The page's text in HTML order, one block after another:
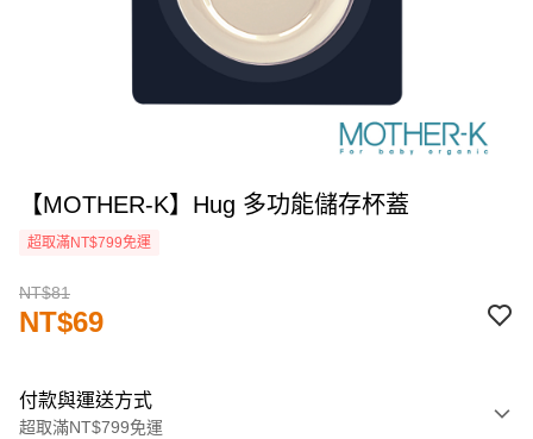
【MOTHER-K】Hug 多功能儲存杯蓋
超取滿NT$799免運
NT$81
NT$69
付款與運送方式
超取滿NT$799免運